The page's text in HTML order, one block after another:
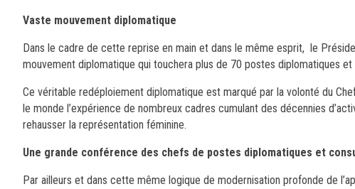
Vaste mouvement diplomatique
Dans le cadre de cette reprise en main et dans le même esprit, le
mouvement diplomatique qui touchera plus de 70 postes diplomatiques et
Ce véritable redéploiement diplomatique est marqué par la volonté du
le monde l’expérience de nombreux cadres cumulant des décennies
rehausser la représentation féminine.
Une grande conférence des chefs de postes diplomatiques et
Par ailleurs et dans cette même logique de modernisation profonde de